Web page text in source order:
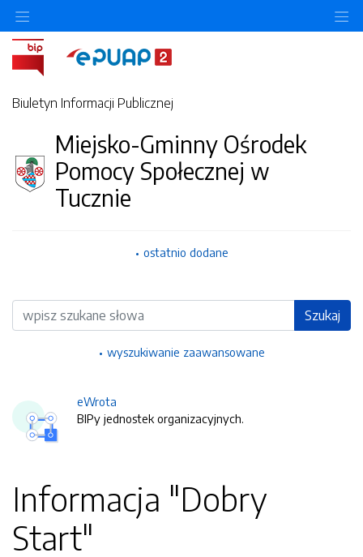
Biuletyn Informacji Publicznej
Miejsko-Gminny Ośrodek
Pomocy Społecznej w
Tucznie
ostatnio dodane
Wyszukiwarka Szukaj
wyszukiwanie zaawansowane
eWrota
BIPy jednostek organizacyjnych.
Informacja "Dobry
Start"